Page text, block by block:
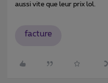
aussi vite que leur prix lol.
facture